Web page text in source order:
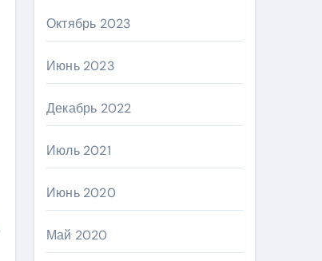
Октябрь 2023
Июнь 2023
Декабрь 2022
Июль 2021
Июнь 2020
Май 2020